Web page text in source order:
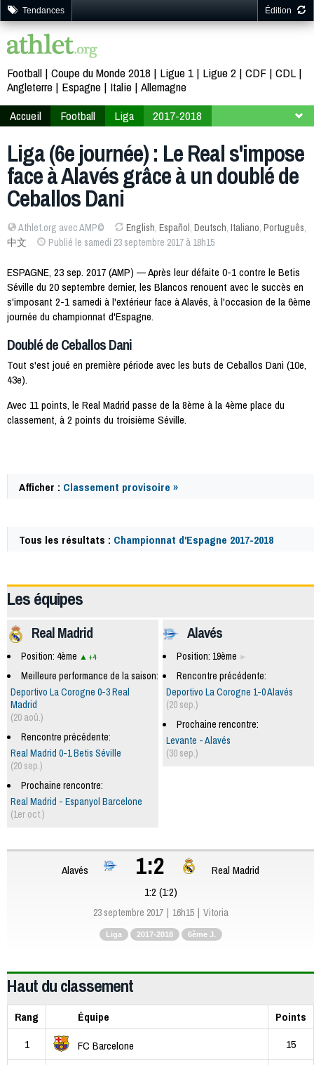
Tendances Édition
Football Coupe du Monde 2018 Ligue 1 Ligue 2 CDF CDL
Angleterre
Espagne Italie Allemagne
Accueil
Football Liga
2017-2018
Liga (6e journée) : Le Real s'impose
face à Alavés grâce à un doublé de
Ceballos Dani
Athlet.org avec AMP© English, Español, Deutsch, Italiano, Português,
中文
Publié le samedi 23 septembre 2017 à 18h15
ESPAGNE, 23 sep. 2017 (AMP) — Après leur défaite 0-1 contre le Betis
Séville du 20 septembre dernier, les Blancos renouent avec le succès en
s'imposant 2-1 samedi à l'extérieur face à Alavés, à l'occasion de la 6ème
journée du championnat d'Espagne.
Doublé de Ceballos Dani
Tout s'est joué en première période avec les buts de Ceballos Dani (10e,
43e).
Avec 11 points, le Real Madrid passe de la 8ème à la 4ème place du
classement, à 2 points du troisième Séville.
Afficher : Classement provisoire »
Tous les résultats : Championnat d'Espagne 2017-2018
Les équipes
Alavés
Position: 19ème
Rencontre précédente:
Deportivo La Corogne 1-0 Alavés
(20 sep.)
Prochaine rencontre:
Levante - Alavés
(30 sep.)
Real Madrid
Position: 4ème +4
Meilleure performance de la saison:
Deportivo La Corogne 0-3 Real
Madrid
(20 aoû.)
Rencontre précédente:
Real Madrid 0-1 Betis Séville
(20 sep.)
Prochaine rencontre:
Real Madrid - Espanyol Barcelone
(1er oct.)
Alavés 1:2
Real Madrid
1:2 (1:2)
23 septembre 2017 16h15 Vitoria
Liga 2017-2018 6ème J.
Haut du classement
Rang Équipe
Points
1
FC Barcelone 15